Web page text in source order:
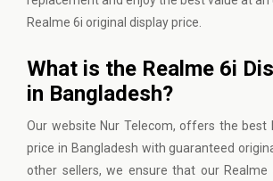
Realme 6i original display price.
What is the Realme 6i
in Bangladesh?
Our website Nur Telecom, offers the best
price in Bangladesh with guaranteed
other sellers, we ensure that our Realme